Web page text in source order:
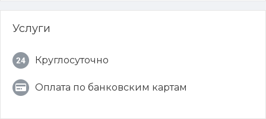
Услуги
Круглосуточно
Оплата по банковским картам